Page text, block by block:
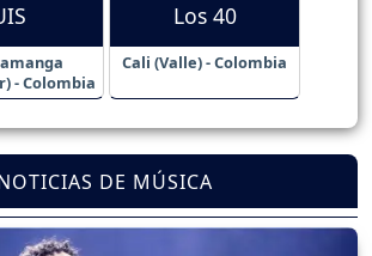
- Colombia
Los 40
Cali (Valle) - Colombia
DE MÚSICA